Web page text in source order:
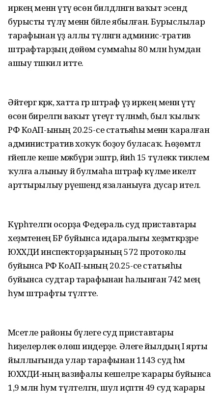
иркең менән үтәү өсөн билдәләнгән ваҡыт эсендә
бурысты түләү менән бәйле ябылған. Бурыслылар
тарафынан үҙ аллы түләнгән админис-тратив
штрафтарҙың дөйөм суммаһы 80 млн һумдан
ашыу тәшкил итте.
Әйтергә кәрәк, хатта әгәр штраф үҙ иркең менән үтәү
өсөн бирелгән ваҡыт үтеүгә түләнмәһә, был ҡылыҡ
РФ КоАП-ының 20.25-се статьяһы менән ҡаралған
административ хоҡуҡ боҙоу буласаҡ. Һөҙөмтәлә
ғәйепле кеше мәжбүри эштәр, йәиһә 15 тәүлеккә тиклем
ҡулға алыныу йә булмаһа штраф күләме икеләтә
арттырылыу рәүешендә язаланыуға дусар ителә.
Күрһәтелгән осорҙа Федераль суд приставтары
хеҙмәтенең БР буйынса идаралығы хеҙмәткәрҙәре
ЮХХДИ инспекторҙарының 572 протоколы
буйынса РФ КоАП-ының 20.25-се статьяһы
буйынса судтар тарафынан һалынған 742 мең
һум штрафты түләтте.
Мәсетле районы бүлеге суд приставтары
һиҙелерлек өлөш индерҙе. Әлеге йылдың I ярты
йыллығында улар тарафынан 1143 суд һәм
ЮХХДИ-ның вазифалы кешеләре ҡарары буйынса
1,9 млн һум түләтелгән, шул иҫәптән 49 суд ҡарары